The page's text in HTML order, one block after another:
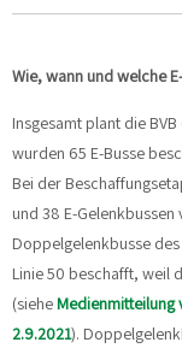
Wie, wann und welche
Insgesamt plant die
wurden 65 E-Busse
Bei der
und 38 E-Gelenkbussen
Doppelgelenkbusse
Linie 50 beschafft, weil
(sieheMedienmitteilung
2.9.2021).